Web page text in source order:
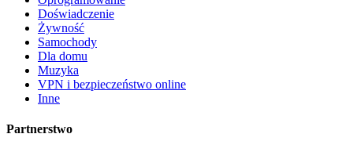
Doświadczenie
Żywność
Samochody
Dla domu
Muzyka
VPN i bezpieczeństwo online
Inne
Partnerstwo